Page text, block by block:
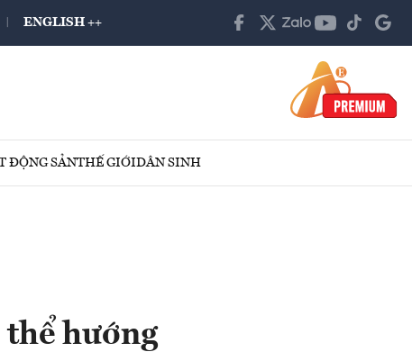
ENGLISH ++
ĐỘNG SẢNTHẾ GIỚIDÂN SINH
hướng